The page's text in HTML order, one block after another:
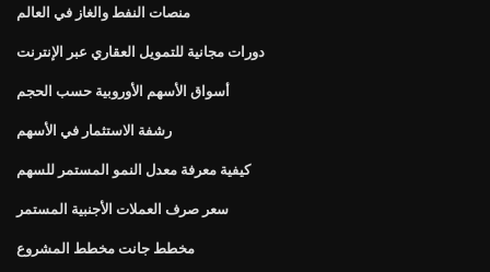
منصات النفط والغاز في العالم
دورات مجانية للتمويل العقاري عبر الإنترنت
أسواق الأسهم الأوروبية حسب الحجم
رشفة الاستثمار في الأسهم
كيفية معرفة معدل النمو المستمر للسهم
سعر صرف العملات الأجنبية المستمر
مخطط جانت مخطط المشروع